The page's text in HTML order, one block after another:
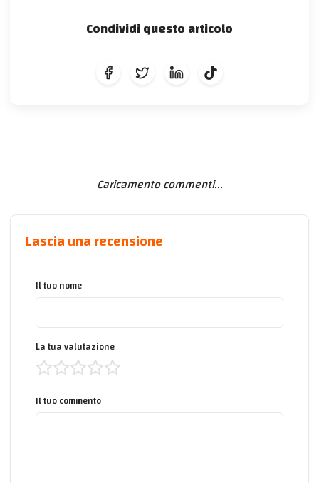
Condividi questo articolo
Caricamento commenti...
Lascia una recensione
Il tuo nome
La tua valutazione
Il tuo commento